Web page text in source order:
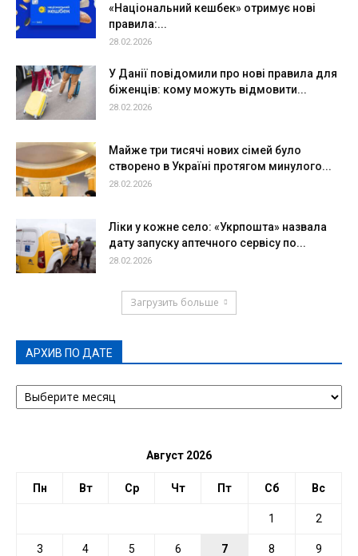
«Національний кешбек» отримує нові
правила:...
28.02.2026
У Данії повідомили про нові правила для
біженців: кому можуть відмовити...
28.02.2026
Майже три тисячі нових сімей було
створено в Україні протягом минулого...
28.02.2026
Ліки у кожне село: «Укрпошта» назвала
дату запуску аптечного сервісу по...
28.02.2026
Загрузить больше
АРХИВ ПО ДАТЕ
АРХИВ
ПО
Август 2026
Пн Вт Ср Чт Пт Сб Вс
1 2
3 4 5 6 7 8 9